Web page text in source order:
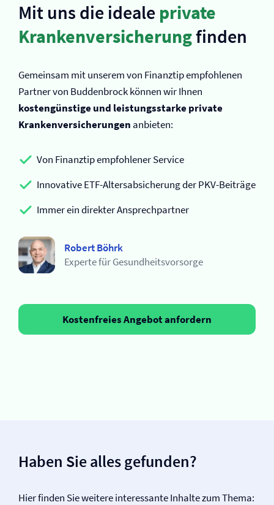
Mit uns die ideale private
Kranken­versicherungfinden
Gemeinsam mit unserem von Finanztip empfohlenen
Partner von Buddenbrock können wir Ihnen
kostengünstige und leistungsstarke private
Kranken­versicherungen anbieten:
Von Finanztip empfohlener Service
Innovative ETF-Altersabsicherung der PKV-Beiträge
Immer ein direkter Ansprechpartner
Robert Böhrk
Experte für Gesundheitsvorsorge
Kostenfreies Angebot anfordern
Haben Sie alles gefunden?
Hier finden Sie weitere interessante Inhalte zum Thema: